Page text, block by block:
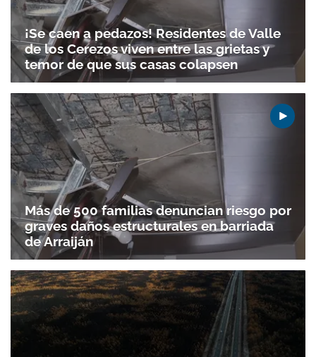
¡Se caen a pedazos! Residentes de Valle
de los Cerezos viven entre las grietas y
temor de que sus casas colapsen
Más de 500 familias denuncian riesgo por
graves daños estructurales en barriada
de Arraiján